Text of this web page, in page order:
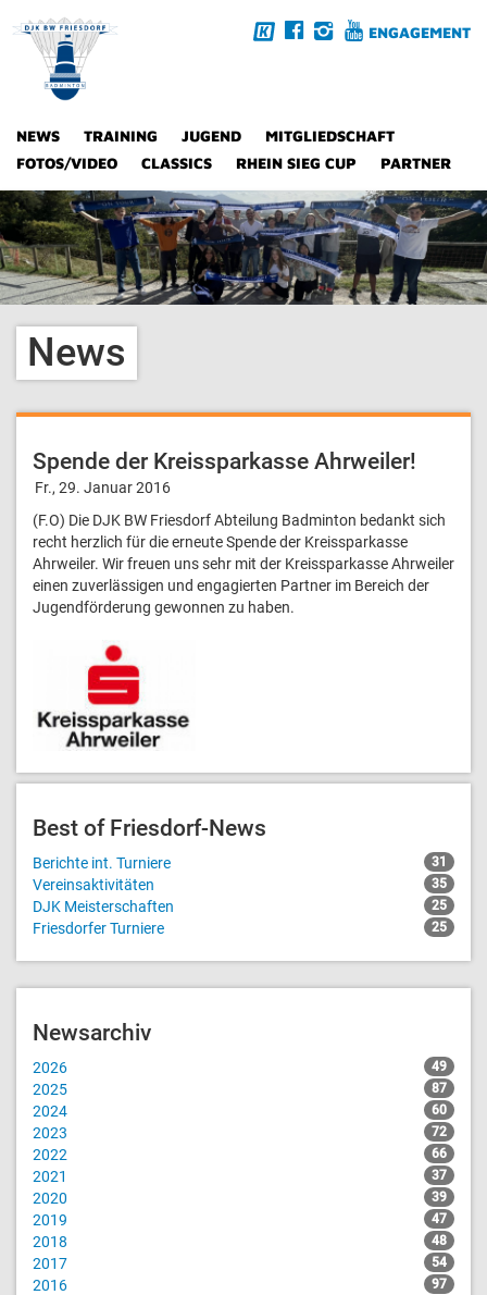
ENGAGEMENT
NEWS TRAINING JUGEND
MITGLIEDSCHAFT
FOTOS/VIDEO
CLASSICS RHEIN SIEG CUP PARTNER
News
Spende der Kreissparkasse Ahrweiler!
Fr., 29. Januar 2016
(F.O) Die DJK BW Friesdorf Abteilung Badminton bedankt sich
recht herzlich für die erneute Spende der Kreissparkasse
Ahrweiler. Wir freuen uns sehr mit der Kreissparkasse Ahrweiler
einen zuverlässigen und engagierten Partner im Bereich der
Jugendförderung gewonnen zu haben.
Best of Friesdorf-News
Berichte int. Turniere 31
Vereinsaktivitäten 35
DJK Meisterschaften 25
Friesdorfer Turniere 25
Newsarchiv
2026 49
2025 87
2024 60
2023 72
2022 66
2021 37
2020 39
2019 47
2018 48
2017 54
2016 97